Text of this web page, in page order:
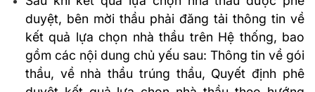
duyệt, bên mời thầu phải đăng tải thông tin về
kết quả lựa chọn nhà thầu trên Hệ thống, bao
gồm các nội dung chủ yếu sau: Thông tin về gói
thầu, về nhà thầu trúng thầu, Quyết định phê